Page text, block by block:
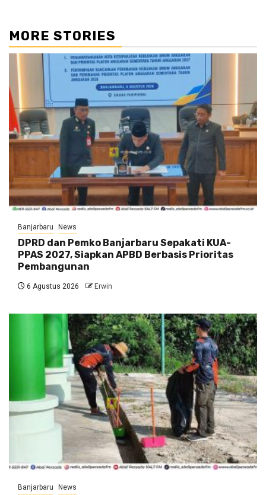
MORE STORIES
Banjarbaru News
DPRD dan Pemko Banjarbaru Sepakati KUA-
PPAS 2027, Siapkan APBD Berbasis Prioritas
Pembangunan
6 Agustus 2026 Erwin
Banjarbaru News